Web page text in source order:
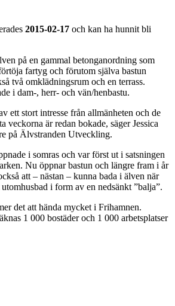
2015-02-17 och kan ha hunnit bli
på en gammal betonganordning som
fartyg och förutom själva bastun
två omklädningsrum och en terrass.
i dam-, herr- och vän/henbastu.
ett stort intresse från allmänheten och de
veckorna är redan bokade, säger Jessica
på Älvstranden Utveckling.
i somras och var först ut i satsningen
Nu öppnar bastun och längre fram i år
att – nästan – kunna bada i älven när
i form av en nedsänkt ”balja”.
det att hända mycket i Frihamnen.
1 000 bostäder och 1 000 arbetsplatser